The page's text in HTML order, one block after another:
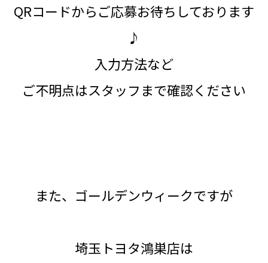
QRコードからご応募お待ちしております
♪
入力方法など
ご不明点はスタッフまで確認ください
また、ゴールデンウィークですが
埼玉トヨタ鴻巣店は